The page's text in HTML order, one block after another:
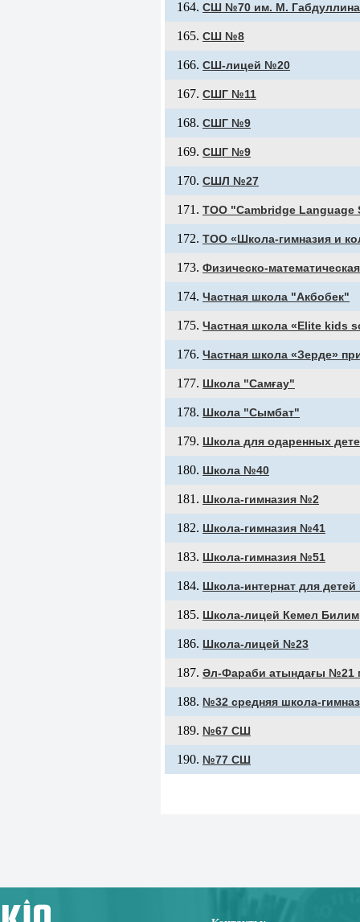
СШ №70 им. М. Габдуллина
СШ №8
СШ-лицей №20
СШГ №11
СШГ №9
СШГ №9
СШЛ №27
ТОО "Cambridge Language
ТОО «Школа-гимназия и
Физическо-
Частная школа "Акбобек"
Частная школа «Elite kids
Частная школа «Зерде»
Школа "Самғау"
Школа "Сымбат"
Школа для одаренных
Школа №40
Школа-гимназия №2
Школа-гимназия №41
Школа-гимназия №51
Школа-интернат для
Школа-лицей Кемел Билим
Школа-лицей №23
Әл-Фараби атындағы №21
№32 средняя школа-
№67 СШ
№77 СШ